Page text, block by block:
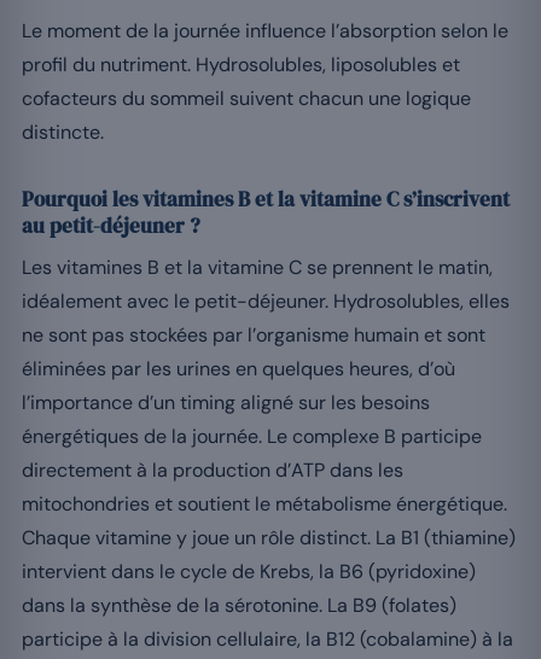
Le moment de la journée influence l’absorption selon le
profil du nutriment. Hydrosolubles, liposolubles et
cofacteurs du sommeil suivent chacun une logique
distincte.
Pourquoi les vitamines B et la vitamine C s’inscrivent
au petit-déjeuner ?
Les vitamines B et la vitamine C se prennent le matin,
idéalement avec le petit-déjeuner. Hydrosolubles, elles
ne sont pas stockées par l’organisme humain et sont
éliminées par les urines en quelques heures, d’où
l’importance d’un timing aligné sur les besoins
énergétiques de la journée. Le complexe B participe
directement à la production d’ATP dans les
mitochondries et soutient le métabolisme énergétique.
Chaque vitamine y joue un rôle distinct. La B1 (thiamine)
intervient dans le cycle de Krebs, la B6 (pyridoxine)
dans la synthèse de la sérotonine. La B9 (folates)
participe à la division cellulaire, la B12 (cobalamine) à la